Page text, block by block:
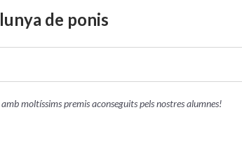
de ponis
moltíssims premis aconseguits pels nostres alumnes!